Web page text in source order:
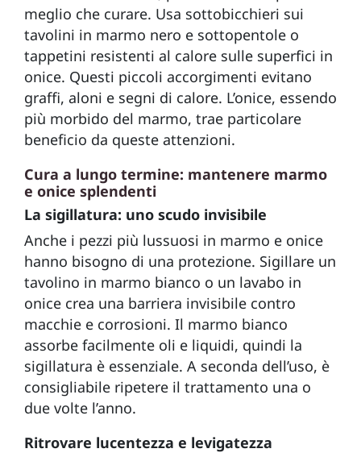
meglio che curare. Usa sottobicchieri sui
tavolini in marmo nero e sottopentole o
tappetini resistenti al calore sulle superfici in
onice. Questi piccoli accorgimenti evitano
graffi, aloni e segni di calore. L’onice, essendo
più morbido del marmo, trae particolare
beneficio da queste attenzioni.
Cura a lungo termine: mantenere marmo
e onice splendenti
La sigillatura: uno scudo invisibile
Anche i pezzi più lussuosi in marmo e onice
hanno bisogno di una protezione. Sigillare un
tavolino in marmo bianco o un lavabo in
onice crea una barriera invisibile contro
macchie e corrosioni. Il marmo bianco
assorbe facilmente oli e liquidi, quindi la
sigillatura è essenziale. A seconda dell’uso, è
consigliabile ripetere il trattamento una o
due volte l’anno.
Ritrovare lucentezza e levigatezza